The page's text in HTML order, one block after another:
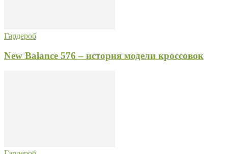
Гардероб
New Balance 576 – история модели кроссовок